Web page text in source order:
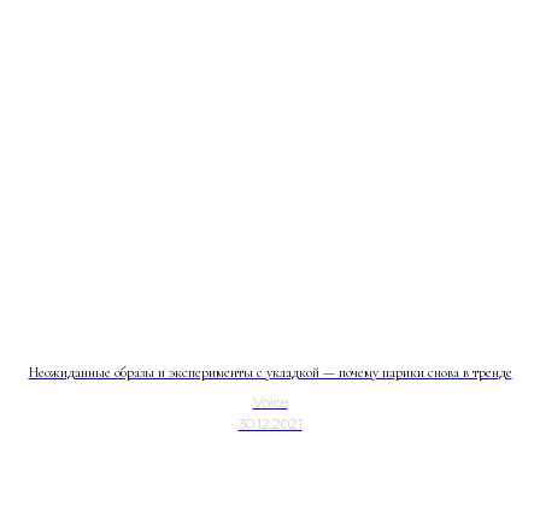
Неожиданные образы и эксперименты с укладкой — почему парики снова в тренде
Voice
30.12.2021